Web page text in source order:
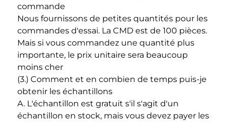
commande
Nous fournissons de petites quantités pour les
commandes d'essai. La CMD est de 100 pièces.
Mais si vous commandez une quantité plus
importante, le prix unitaire sera beaucoup
moins cher
(3.) Comment et en combien de temps puis-je
obtenir les échantillons
A. L'échantillon est gratuit s'il s'agit d'un
échantillon en stock, mais vous devez payer les